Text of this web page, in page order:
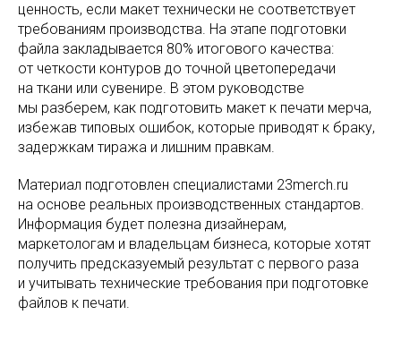
ценность, если макет технически не соответствует
требованиям производства. На этапе подготовки
файла закладывается 80% итогового качества:
от четкости контуров до точной цветопередачи
на ткани или сувенире. В этом руководстве
мы разберем, как подготовить макет к печати мерча,
избежав типовых ошибок, которые приводят к браку,
задержкам тиража и лишним правкам.
Материал подготовлен специалистами 23merch.ru
на основе реальных производственных стандартов.
Информация будет полезна дизайнерам,
маркетологам и владельцам бизнеса, которые хотят
получить предсказуемый результат с первого раза
и учитывать технические требования при подготовке
файлов к печати.